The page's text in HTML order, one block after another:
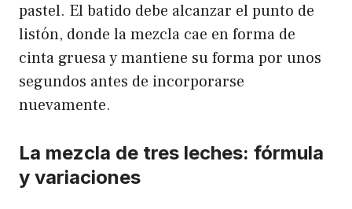
pastel. El batido debe alcanzar el punto de
listón, donde la mezcla cae en forma de
cinta gruesa y mantiene su forma por unos
segundos antes de incorporarse
nuevamente.
La mezcla de tres leches: fórmula
y variaciones